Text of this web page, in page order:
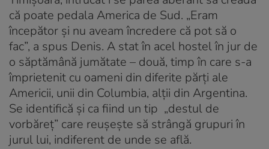
că poate pedala America de Sud. „Eram
începător și nu aveam încredere că pot să o
fac”, a spus Denis. A stat în acel hostel în jur de
o săptămână jumătate – două, timp în care s-a
împrietenit cu oameni din diferite părți ale
Americii, unii din Columbia, alții din Argentina.
Se identifică și ca fiind un tip „destul de
vorbăreț” care reușește să strângă grupuri în
jurul lui, indiferent de unde se află.